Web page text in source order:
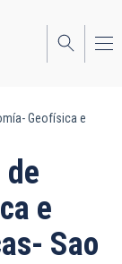
Geofísica e
e
Sao